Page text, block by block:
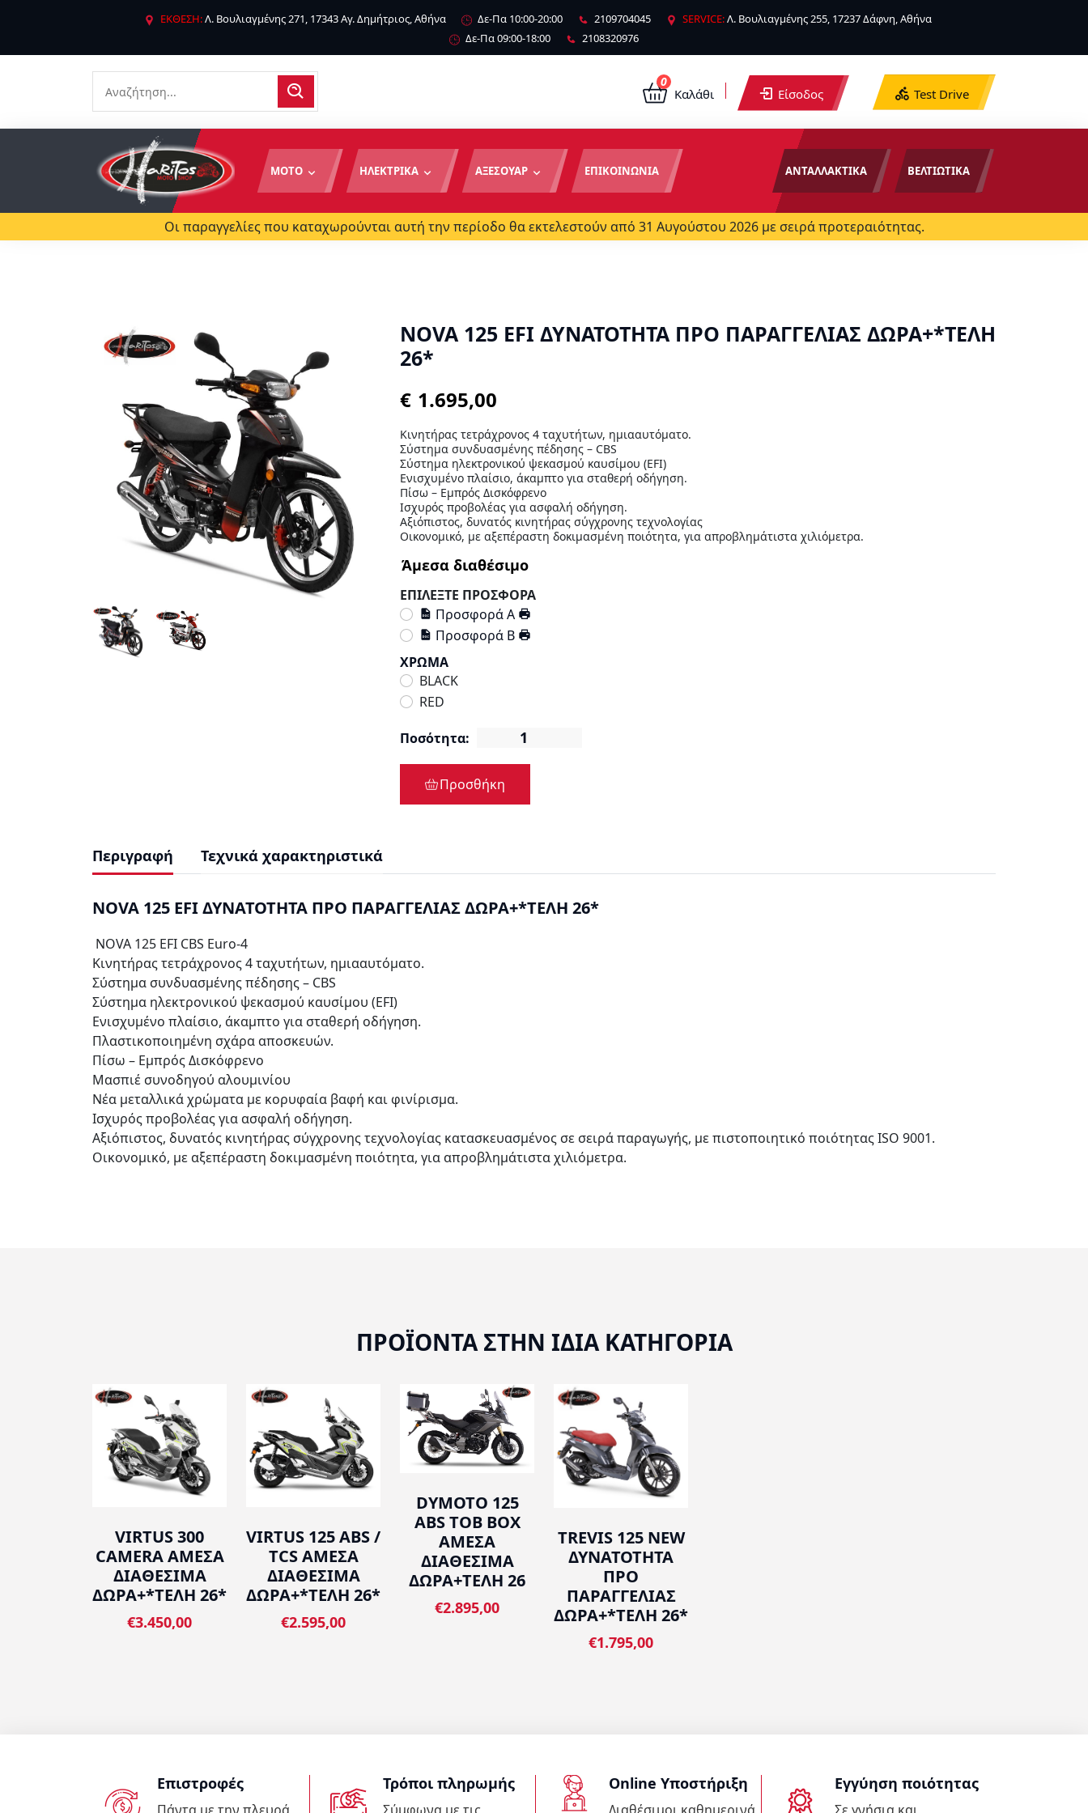
ΕΚΘΕΣΗ:Λ. Βουλιαγμένης 271, 17343 Αγ. Δημήτριος, Αθήνα Δε-Πα 10:00-20:00 2109704045 SERVICE:Λ. Βουλιαγμένης 255, 17237 Δάφνη, Αθήνα
Δε-Πα 09:00-18:00
2108320976
0
Καλάθι Είσοδος Test Drive
ΜΟΤΟ ΗΛΕΚΤΡΙΚΑ ΑΝΤΑΛΛΑΚΤΙΚΑ ΒΕΛΤΙΩΤΙΚΑ
ΑΞΕΣΟΥΑΡ ΕΠΙΚΟΙΝΩΝΙΑ
Οι παραγγελίες που καταχωρούνται αυτή την περίοδο θα εκτελεστούν από 31 Αυγούστου 2026 με σειρά προτεραιότητας.
NOVA 125 EFI ΔΥΝΑΤΟΤΗΤΑ ΠΡΟ ΠΑΡΑΓΓΕΛΙΑΣ ΔΩΡΑ+*ΤΕΛΗ
26*
€
Κινητήρας τετράχρονος 4 ταχυτήτων, ημιααυτόματο.
Σύστημα συνδυασμένης πέδησης – CBS
Σύστημα ηλεκτρονικού ψεκασμού καυσίμου (EFI)
Ενισχυμένο πλαίσιο, άκαμπτο για σταθερή οδήγηση.
Πίσω – Εμπρός Δισκόφρενo
Ισχυρός προβολέας για ασφαλή οδήγηση.
Αξιόπιστος, δυνατός κινητήρας σύγχρονης τεχνολογίας
Οικονομικό, με αξεπέραστη δοκιμασμένη ποιότητα, για απροβλημάτιστα χιλιόμετρα.
ΕΠΙΛΕΞΤΕ ΠΡΟΣΦΟΡΑ
Προσφορά Α
Προσφορά Β
ΧΡΩΜΑ
BLACK
RED
Ποσότητα:
Προσθήκη
Περιγραφή Τεχνικά χαρακτηριστικά
NOVA 125 EFI ΔΥΝΑΤΟΤΗΤΑ ΠΡΟ ΠΑΡΑΓΓΕΛΙΑΣ ΔΩΡΑ+*ΤΕΛΗ 26*
NOVA 125 EFI CBS Euro-4
Κινητήρας τετράχρονος 4 ταχυτήτων, ημιααυτόματο.
Σύστημα συνδυασμένης πέδησης – CBS
Σύστημα ηλεκτρονικού ψεκασμού καυσίμου (EFI)
Ενισχυμένο πλαίσιο, άκαμπτο για σταθερή οδήγηση.
Πλαστικοποιημένη σχάρα αποσκευών.
Πίσω – Εμπρός Δισκόφρενo
Μασπιέ συνοδηγού αλουμινίου
Νέα μεταλλικά χρώματα με κορυφαία βαφή και φινίρισμα.
Ισχυρός προβολέας για ασφαλή οδήγηση.
Αξιόπιστος, δυνατός κινητήρας σύγχρονης τεχνολογίας κατασκευασμένος σε σειρά παραγωγής, με πιστοποιητικό ποιότητας ISO 9001.
Οικονομικό, με αξεπέραστη δοκιμασμένη ποιότητα, για απροβλημάτιστα χιλιόμετρα.
ΠΡΟΪΟΝΤΑ ΣΤΗΝ ΙΔΙΑ ΚΑΤΗΓΟΡΙΑ
VIRTUS 300
CAMERA ΑΜΕΣΑ
ΔΙΑΘΕΣΙΜΑ
ΔΩΡΑ+*ΤΕΛΗ 26*
€3.450,00
VIRTUS 125 ABS /
TCS ΑΜΕΣΑ
ΔΙΑΘΕΣΙΜΑ
ΔΩΡΑ+*ΤΕΛΗ 26*
€2.595,00
DYMOTO 125
ABS ΤOB BOX
ΑΜΕΣΑ
ΔΙΑΘΕΣΙΜΑ
ΔΩΡΑ+ΤΕΛΗ 26
€2.895,00
TREVIS 125 NEW
ΔΥΝΑΤΟΤΗΤΑ
ΠΡΟ
ΠΑΡΑΓΓΕΛΙΑΣ
ΔΩΡΑ+*ΤΕΛΗ 26*
€1.795,00
Επιστροφές Τρόποι πληρωμής Online Υποστήριξη Εγγύηση ποιότητας